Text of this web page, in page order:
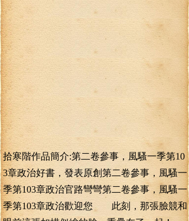
拾寒階作品簡介:第二卷參事，風騷一季第10
3章政治好書，發表原創第二卷參事，風騷一
季第103章政治官路彎彎第二卷參事，風騷一
季第103章政治歡迎您 此刻，那張臉競和